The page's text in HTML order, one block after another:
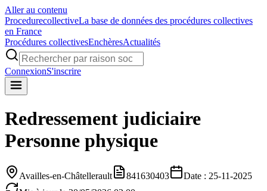
Aller au contenu
ProcedurecollectiveLa base de données des procédures collectives
en France
Procédures collectivesEnchèresActualités
ConnexionS'inscrire
Redressement judiciaire
Personne physique
Availles-en-Châtellerault 841630403
Date : 25-11-2025